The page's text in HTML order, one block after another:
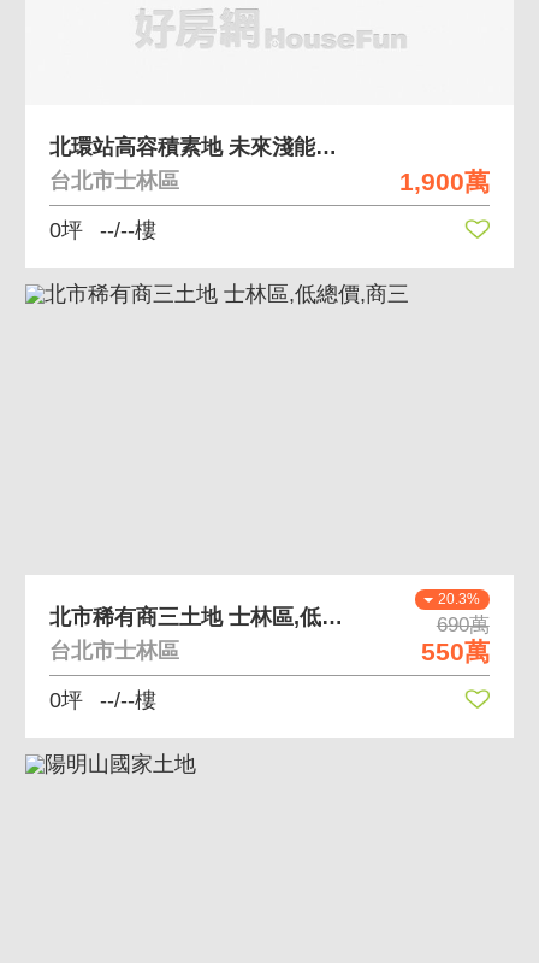
1,900萬
北環站高容積素地 未來淺能爆發性
台北市士林區
0坪 --/--樓
20.3%
690萬
550萬
北市稀有商三土地 士林區,低總價,商三
台北市士林區
0坪 --/--樓